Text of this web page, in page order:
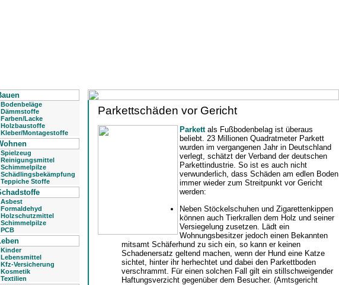
Bodenbeläge
Dämmstoffe
Farben/Lacke
Holzbaustoffe
Kleber/Montagestoffe
Spielzeug
Reinigungsmittel
Schimmelpilze
Schädlingsbekämpfung
Teppiche Stoffe
Asbest
Formaldehyd
Holzschutzmittel
Schimmelpilze
PCB
Kinder
Lebensmittel
Kfz-Versicherung
Kosmetik
Textilien
Parkettschäden vor Gericht
Parkettals Fußbodenbelag ist überaus
beliebt. 23 Millionen Quadratmeter Parkett
wurden im vergangenen Jahr in Deutschland
verlegt, schätzt der Verband der deutschen
Parkettindustrie. So ist es auch nicht
verwunderlich, dass Schäden am edlen Boden
immer wieder zum Streitpunkt vor Gericht
werden:
Neben Stöckelschuhen und Zigarettenkippen
können auch Tierkrallen dem Holz und seiner
Versiegelung zusetzen. Lädt ein
Wohnungsbesitzer jedoch einen Bekannten
mitsamt Schäferhund zu sich ein, so kann er keinen
Schadenersatz geltend machen, wenn der Hund eine Katze
sichtet, hinter ihr herhechtet und dabei den Parkettboden
verschrammt. Für einen solchen Fall gilt ein stillschweigender
Haftungsverzicht gegenüber dem Besucher. (Amtsgericht